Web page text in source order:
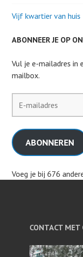
Vijf kwartier van huis
ABONNEER JE OP
Vul je e-mailadres in
mailbox.
mailadres
ABONNEREN
Voeg je bij 676
CONTACT MET